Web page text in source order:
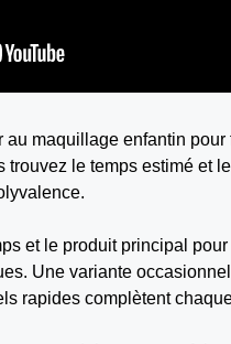
au maquillage enfantin
trouvez le temps estimé et
et le produit principal
Une variante
rapides complètent